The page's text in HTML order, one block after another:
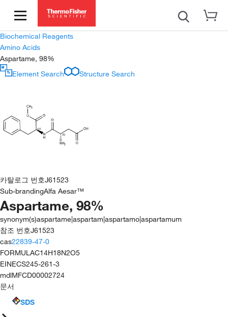
Biochemical Reagents
Amino Acids
Aspartame, 98%
Element Search
Structure Search
카탈로그 번호J61523
Sub-brandingAlfa Aesar™
Aspartame, 98%
synonym(s)aspartame|aspartam|aspartamo|aspartamum
참조 번호J61523
cas22839-47-0
FORMULAC14H18N2O5
EINECS245-261-3
mdlMFCD00002724
문서
SDS